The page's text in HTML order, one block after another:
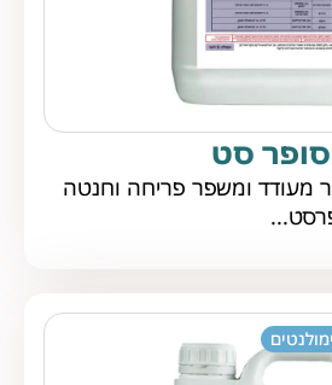
סופר סט
מעודד ומשפר פריחה וחנטה